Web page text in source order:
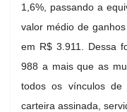
1,6%, passando a
valor médio de
em R$ 3.911. Dessa
988 a mais que as
todos os vínculos de
carteira assinada,